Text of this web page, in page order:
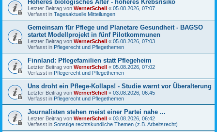
Höheres biologisches Alter - höheres Krebsrisiko
Letzter Beitrag von WernerSchell « 05.08.2026, 07:07
Verfasst in Tagesaktuelle Mitteilungen
Gemeinsam für Pflege und Planetare Gesundheit - BAGSO
startet Modellprojekt in fünf Pilotkommunen
Letzter Beitrag von WernerSchell « 05.08.2026, 07:03
Verfasst in Pflegerecht und Pflegethemen
Finnland: Pflegefamilien statt Pflegeheim
Letzter Beitrag von WernerSchell « 05.08.2026, 07:02
Verfasst in Pflegerecht und Pflegethemen
Uns droht ein Pflege-Kollaps! - Studie warnt vor Überalterung
Letzter Beitrag von WernerSchell « 03.08.2026, 06:45
Verfasst in Pflegerecht und Pflegethemen
Journalisten stehen meist einer Partei nahe ...
Letzter Beitrag von WernerSchell « 03.08.2026, 06:42
Verfasst in Sonstige rechtskundliche Themen (z.B. Arbeitsrecht)